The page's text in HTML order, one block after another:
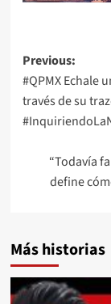
Post
Previous:
#QPMX Echale
través de su
“Todavía
define
Más historias